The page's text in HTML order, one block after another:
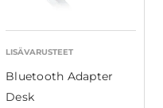
LISÄVARUSTEET
Bluetooth Adapter
Desk